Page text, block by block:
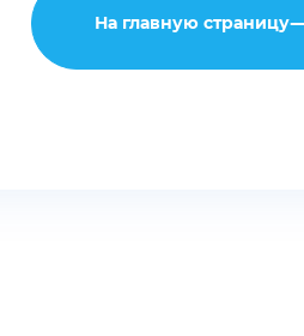
На главную страницу